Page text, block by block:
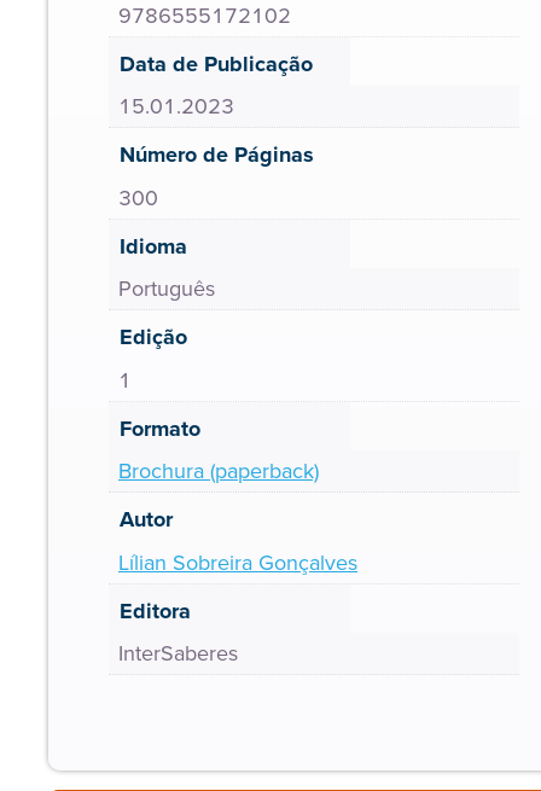
9786555172102
Data de Publicação
15.01.2023
Número de Páginas
300
Idioma
Português
Edição
1
Formato
Brochura (paperback)
Autor
Lílian Sobreira Gonçalves
Editora
InterSaberes